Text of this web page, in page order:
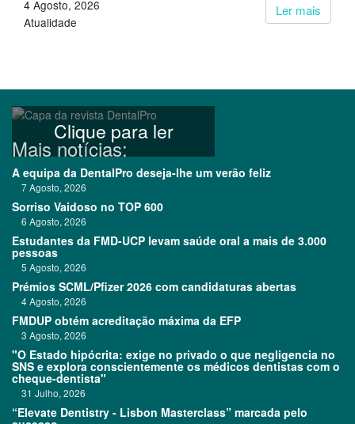
Ler mais
4 Agosto, 2026
Atualidade
Clique para ler
Mais notícias:
A equipa da DentalPro deseja-lhe um verão feliz
7 Agosto, 2026
Sorriso Vaidoso no TOP 600
6 Agosto, 2026
Estudantes da FMD-UCP levam saúde oral a mais de 3.000
pessoas
5 Agosto, 2026
Prémios SCML/Pfizer 2026 com candidaturas abertas
4 Agosto, 2026
FMDUP obtém acreditação máxima da EFP
3 Agosto, 2026
"O Estado hipócrita: exige no privado o que negligencia no
SNS e explora conscientemente os médicos dentistas com o
cheque-dentista"
31 Julho, 2026
“Elevate Dentistry - Lisbon Masterclass” marcada pelo